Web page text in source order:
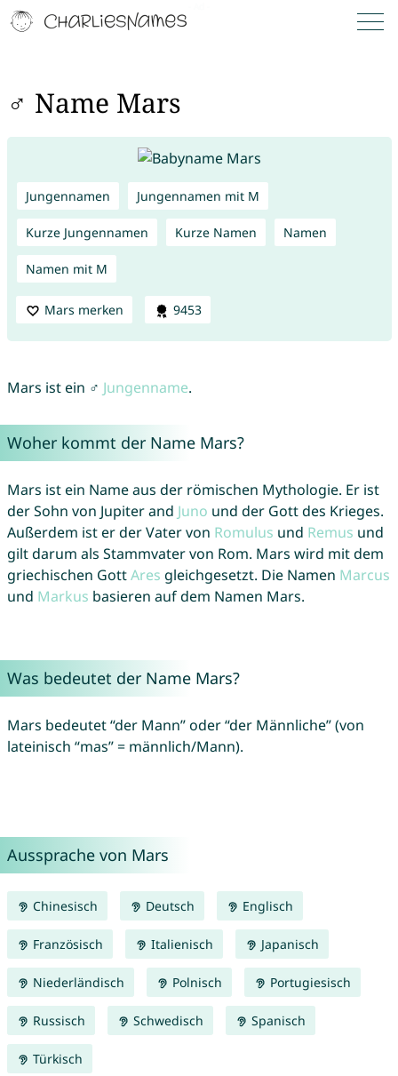
♂ Name Mars
Jungennamen Jungennamen mit M
Kurze Jungennamen Kurze Namen Namen
Namen mit M
Mars merken 9453
Mars ist ein ♂ Jungenname.
Woher kommt der Name Mars?
Mars ist ein Name aus der römischen Mythologie. Er ist
der Sohn von Jupiter and Juno und der Gott des Krieges.
Außerdem ist er der Vater von Romulus und Remus und
gilt darum als Stammvater von Rom. Mars wird mit dem
griechischen GottAres gleichgesetzt. Die Namen Marcus
und Markus basieren auf dem Namen Mars.
Was bedeutet der Name Mars?
Mars bedeutet “der Mann” oder “der Männliche” (von
lateinisch “mas” = männlich/Mann).
Aussprache von Mars
Chinesisch Deutsch Englisch
Französisch Italienisch Japanisch
Niederländisch Polnisch Portugiesisch
Russisch Schwedisch Spanisch
Türkisch